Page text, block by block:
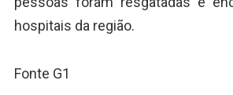
hospitais da região.
Fonte G1